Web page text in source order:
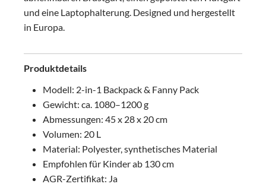
und eine Laptophalterung. Designed und hergestellt
in Europa.
Produktdetails
Modell: 2-in-1 Backpack & Fanny Pack
Gewicht: ca. 1080–1200 g
Abmessungen: 45 x 28 x 20 cm
Volumen: 20 L
Material: Polyester, synthetisches Material
Empfohlen für Kinder ab 130 cm
AGR-Zertifikat: Ja